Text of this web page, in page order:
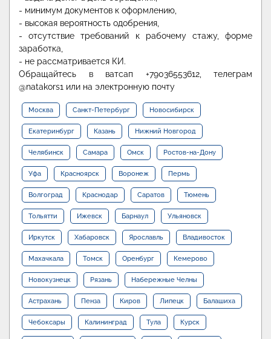
- минимум документов к оформлению,
- высокая вероятность одобрения,
- отсутствие требований к рабочему стажу, форме
заработка,
- не рассматривается КИ.
Обращайтесь в ватсап +79036553612, телеграм
@natakors1 или на электронную почту
Москва Санкт-Петербург Новосибирск
Екатеринбург Казань Нижний Новгород
Челябинск Самара Омск Ростов-на-Дону
Уфа Красноярск Воронеж Пермь
Волгоград Краснодар Саратов Тюмень
Тольятти Ижевск Барнаул Ульяновск
Иркутск Хабаровск Ярославль Владивосток
Махачкала Томск Оренбург Кемерово
Новокузнецк Рязань Набережные Челны
Астрахань Пенза Киров Липецк Балашиха
Чебоксары Калининград Тула Курск